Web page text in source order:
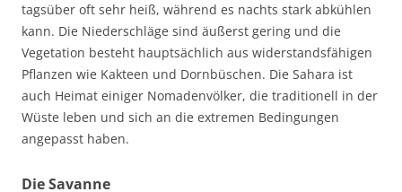
tagsüber oft sehr heiß, während es nachts stark abkühlen
kann. Die Niederschläge sind äußerst gering und die
Vegetation besteht hauptsächlich aus widerstandsfähigen
Pflanzen wie Kakteen und Dornbüschen. Die Sahara ist
auch Heimat einiger Nomadenvölker, die traditionell in der
Wüste leben und sich an die extremen Bedingungen
angepasst haben.
Die Savanne